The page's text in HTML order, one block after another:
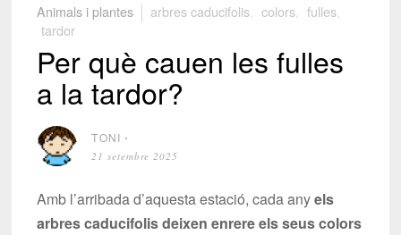
Animals i plantes arbres caducifolis colors fulles
tardor
Per què cauen les fulles
a la tardor?
TONI ⋅
21 setembre 2025
Amb l’arribada d’aquesta estació, cada anyels
arbres caducifolis deixen enrere els seus colors